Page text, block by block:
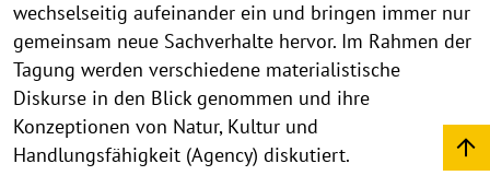
wechselseitig aufeinander ein und bringen immer nur
gemeinsam neue Sachverhalte hervor. Im Rahmen der
Tagung werden verschiedene materialistische
Diskurse in den Blick genommen und ihre
Konzeptionen von Natur, Kultur und
Handlungsfähigkeit (Agency) diskutiert.